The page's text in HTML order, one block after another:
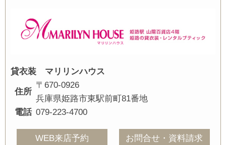
貸衣装 マリリンハウス
住所
〒670-0926
兵庫県姫路市東駅前町81番地
電話 079-223-4700
WEB来店予約 お問合せ・資料請求